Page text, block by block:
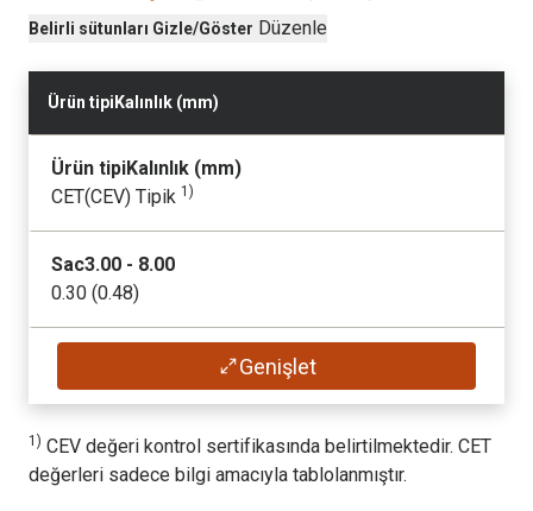
1.50
Ni
(max%)
1.00
Mo
(max %)
0.50
B
(max
0.005
1.60
P
%
0.010
Cr
1.20
Ni
(max
Belirli sütunları Gizle/Göster Düzenle
Ürün tipi Kalınlık (mm)
Ürün tipiKalınlık (mm)
CET(CEV) Tipik 1)
Sac3.00 - 8.00
0.30 (0.48)
0.30 (0.44)
Plaka20.01 - 32.00
0.35 (0.53)
Genişlet
1) CEV değeri kontrol sertifikasında belirtilmektedir. CET
değerleri sadece bilgi amacıyla tablolanmıştır.